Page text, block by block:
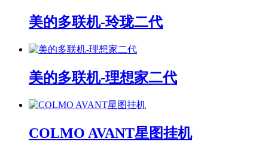
美的多联机-玲珑二代
美的多联机-理想家二代
COLMO AVANT星图挂机